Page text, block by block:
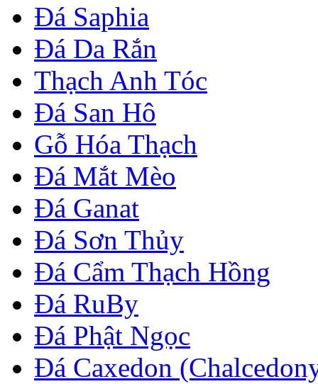
Đá Saphia
Đá Da Rắn
Thạch Anh Tóc
Đá San Hô
Gỗ Hóa Thạch
Đá Mắt Mèo
Đá Ganat
Đá Sơn Thủy
Đá Cẩm Thạch Hồng
Đá RuBy
Đá Phật Ngọc
Đá Caxedon